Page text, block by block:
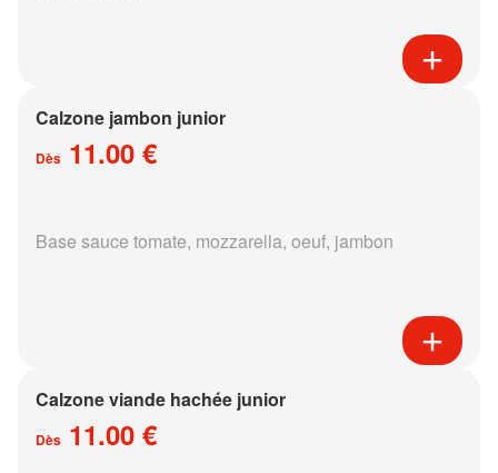
Calzone jambon junior
Dès 11.00 €
Base sauce tomate, mozzarella, oeuf, jambon
Calzone viande hachée junior
Dès 11.00 €